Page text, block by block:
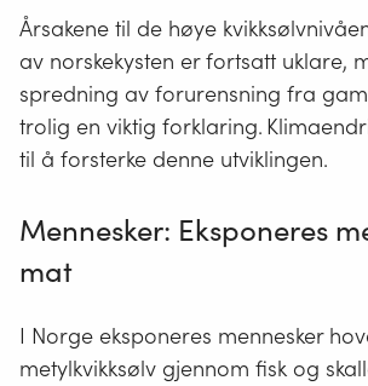
Årsakene til de høye
av norskekysten er fortsatt uklare,
spredning av forurensning fra
trolig en viktig forklaring.
til å forsterke denne utviklingen.
Mennesker: Eksponeres
mat
I Norge eksponeres mennesker
metylkvikksølv gjennom fisk og